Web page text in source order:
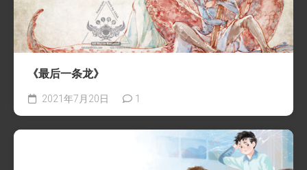
《最后一条龙》
2021年7月20日 1